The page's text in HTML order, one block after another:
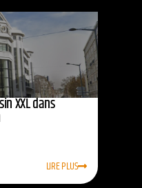
XXL dans
LIRE PLUS